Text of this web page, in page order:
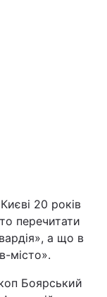
20 років
перечитати
а що в
місто».
Боярський